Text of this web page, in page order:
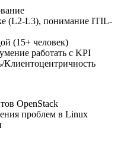
(L2-L3), понимание ITIL-
(15+ человек)
работать с KPI
Клиентоцентричность
OpenStack
проблем в Linux